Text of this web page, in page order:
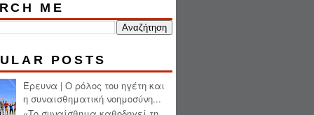
ME
POSTS
Έρευνα | Ο ρόλος του ηγέτη και
η συναισθηματική νοημοσύνη...